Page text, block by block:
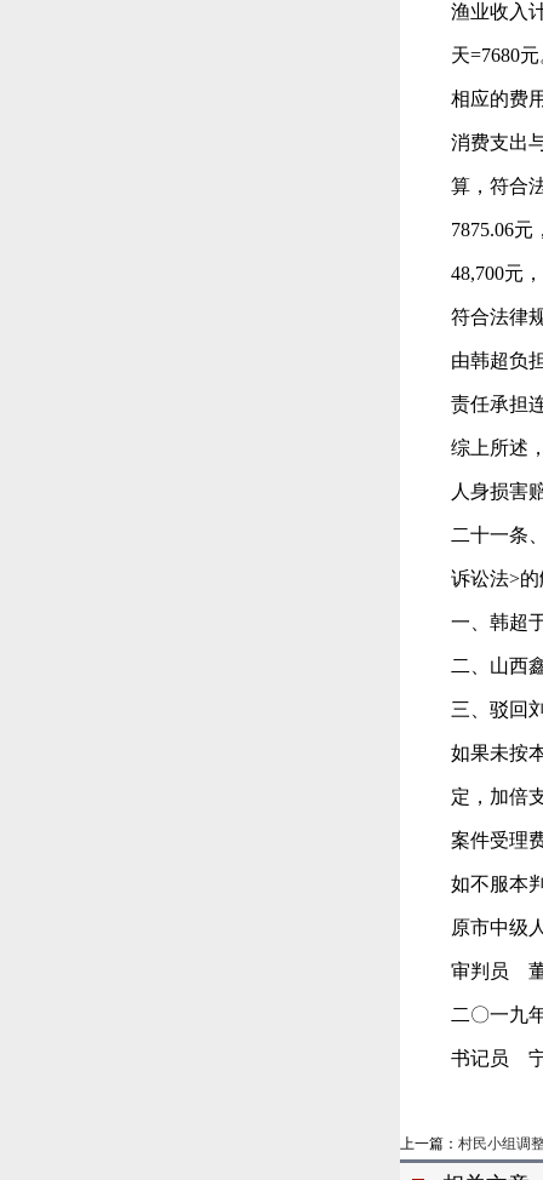
渔业收入
天=7680
相应的费
消费支出
算，符合
7875.06
48,700元
符合法律
由韩超负
责任承担
综上所述
人身损害
二十一条
诉讼法>
一、韩超
二、山西
三、驳回
如果未按
定，加倍
案件受理
如不服本
原市中级
审判员
二〇一九
书记员
上一篇： 村民小组调